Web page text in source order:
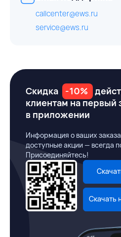
callcenter@ews.ru
service@ews.ru
Скидка -10%
клиентам на первый
в приложении
Информация о ваших
доступные акции — всегда
Присоединяйтесь!
Скачать